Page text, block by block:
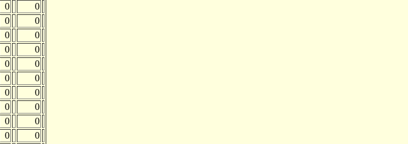
0
0
0
0
0
0
0
0
0
0
0
0
0
0
0
0
0
0
0
0